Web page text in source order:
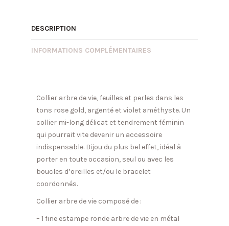
DESCRIPTION
INFORMATIONS COMPLÉMENTAIRES
Collier arbre de vie, feuilles et perles dans les
tons rose gold, argenté et violet améthyste. Un
collier mi-long délicat et tendrement féminin
qui pourrait vite devenir un accessoire
indispensable. Bijou du plus bel effet, idéal à
porter en toute occasion, seul ou avec les
boucles d’oreilles et/ou le bracelet
coordonnés.
Collier arbre de vie composé de :
– 1 fine estampe ronde arbre de vie en métal